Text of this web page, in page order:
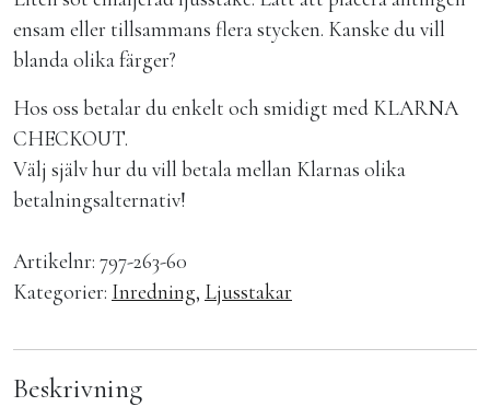
ensam eller tillsammans flera stycken. Kanske du vill
blanda olika färger?
Hos oss betalar du enkelt och smidigt med KLARNA
CHECKOUT.
Välj själv hur du vill betala mellan Klarnas olika
betalningsalternativ!
Artikelnr: 797-263-60
Kategorier: Inredning, Ljusstakar
Beskrivning